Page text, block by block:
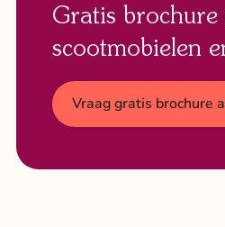
Gratis brochure
scootmobielen
Vraag gratis brochure